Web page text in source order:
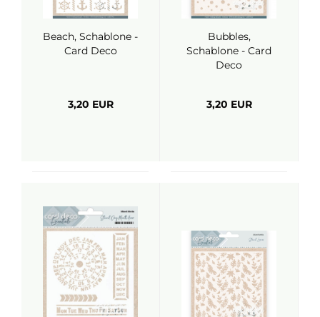
Beach, Schablone -
Card Deco
3,20 EUR
Bubbles,
Schablone - Card
Deco
3,20 EUR